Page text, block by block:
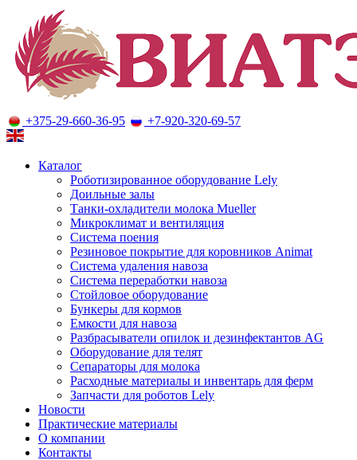
Оборудование для молочного животноводства
+375-29-660-36-95 +7-920-320-69-57
Каталог
Роботизированное оборудование Lely
Доильные залы
Танки-охладители молока Mueller
Микроклимат и вентиляция
Система поения
Резиновое покрытие для коровников Animat
Система удаления навоза
Система переработки навоза
Стойловое оборудование
Бункеры для кормов
Емкости для навоза
Разбрасыватели опилок и дезинфектантов AG
Оборудование для телят
Сепараторы для молока
Расходные материалы и инвентарь для ферм
Запчасти для роботов Lely
Новости
Практические материалы
О компании
Контакты